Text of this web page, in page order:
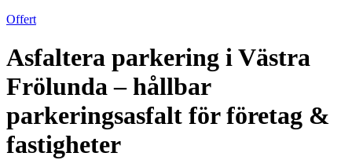
Offert
Asfaltera parkering i Västra
Frölunda – hållbar
parkeringsasfalt för företag &
fastigheter